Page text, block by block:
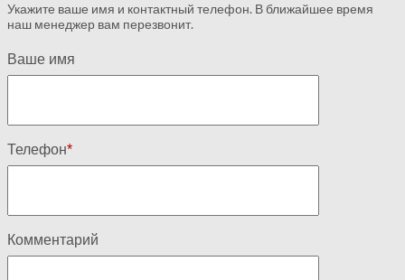
Укажите ваше имя и контактный телефон. В ближайшее время
наш менеджер вам перезвонит.
Ваше имя
Телефон*
Комментарий